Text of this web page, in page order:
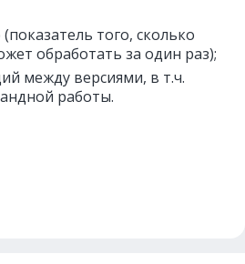
того, сколько
обработать за один раз);
между версиями, в т.ч.
работы.